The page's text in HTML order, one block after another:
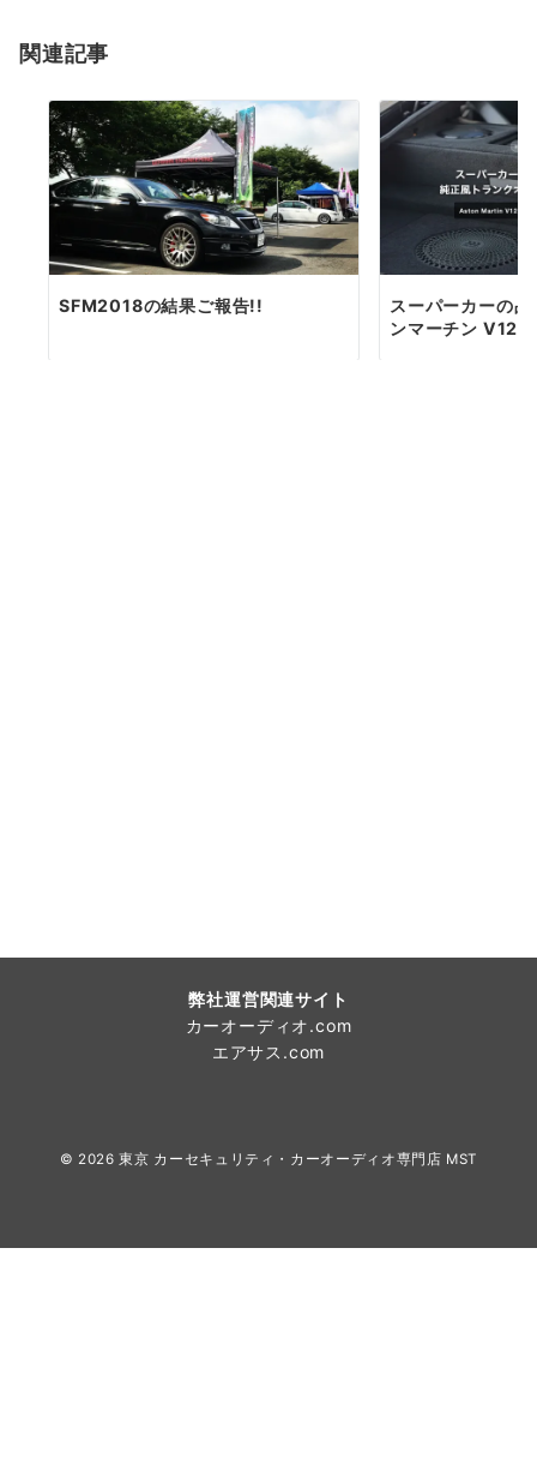
ン
関連記事
SFM2018の結果ご報告!!
スーパーカーの
ンマーチン V12
弊社運営関連サイト
カーオーディオ.com
エアサス.com
© 2026東京 カーセキュリティ・カーオーディオ専門店 MST